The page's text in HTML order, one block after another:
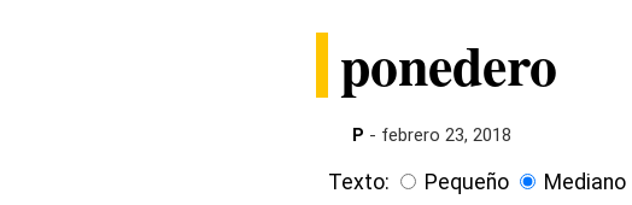
ponedero
P - febrero 23, 2018
Texto: Pequeño Mediano